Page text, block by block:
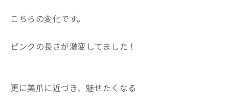
こちらの変化です。
ピンクの長さが激変してました！
更に美爪に近づき、魅せたくなる